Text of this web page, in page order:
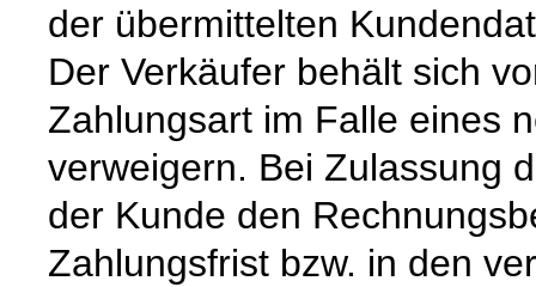
der übermittelten
Der Verkäufer behält sich
Zahlungsart im Falle eines
verweigern. Bei Zulassung
der Kunde den
Zahlungsfrist bzw. in den